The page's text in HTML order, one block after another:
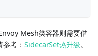
Mesh类容器则需要借
考： SidecarSet热升级。